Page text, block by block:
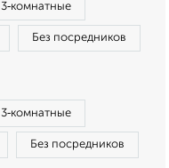
3‑комнатные
Без посредников
3‑комнатные
Без посредников